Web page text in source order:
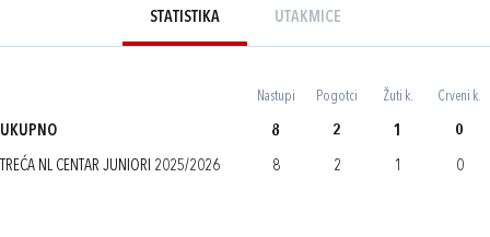
STATISTIKA UTAKMICE
Nastupi Pogotci Žuti k. Crveni k.
UKUPNO 8 2 1 0
TREĆA NL CENTAR JUNIORI 2025/2026 8 2 1 0